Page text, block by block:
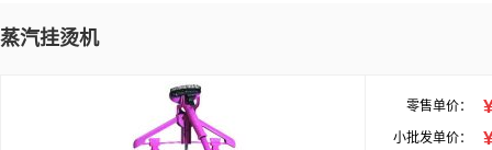
蒸汽挂烫机
零售单价：
小批发单价：